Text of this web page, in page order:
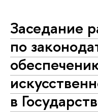
Заседание
по
в